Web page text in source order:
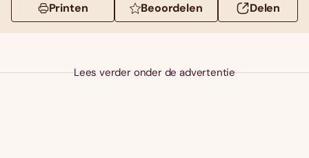
Printen Beoordelen Delen
Lees verder onder de advertentie